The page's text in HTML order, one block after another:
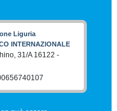
Liguria
INTERNAZIONALE
31/A 16122 -